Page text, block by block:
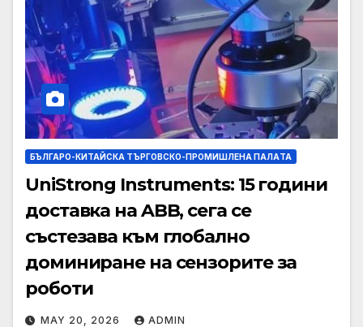
БЪЛГАРО-КИТАЙСКА ТЪРГОВСКО-ПРОМИШЛЕНА ПАЛAТА
UniStrong Instruments: 15 години
доставка на ABB, сега се
състезава към глобално
доминиране на сензорите за
роботи
MAY 20, 2026 ADMIN